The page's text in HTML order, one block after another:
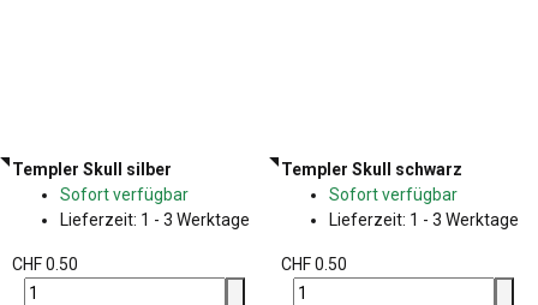
Templer Skull silber
Sofort verfügbar
Lieferzeit: 1 - 3 Werktage
CHF 0.50
Templer Skull schwarz
Sofort verfügbar
Lieferzeit: 1 - 3 Werktage
CHF 0.50